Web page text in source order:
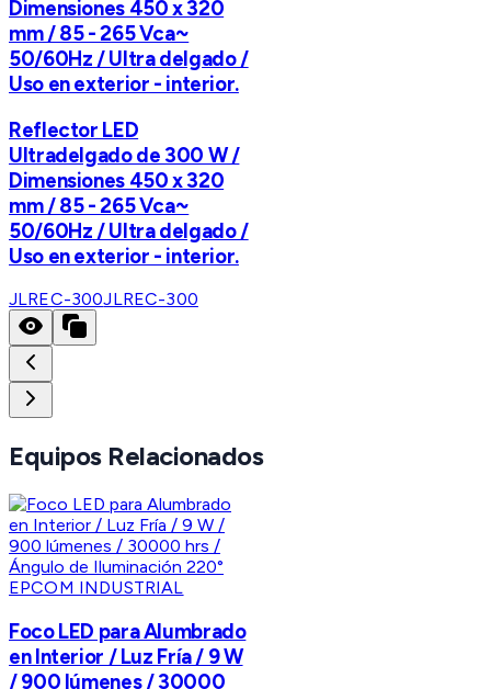
Dimensiones 450 x 320
mm / 85 - 265 Vca~
50/60Hz / Ultra delgado /
Uso en exterior - interior.
Reflector LED
Ultradelgado de 300 W /
Dimensiones 450 x 320
mm / 85 - 265 Vca~
50/60Hz / Ultra delgado /
Uso en exterior - interior.
JLREC-300JLREC-300
Equipos Relacionados
EPCOM INDUSTRIAL
Foco LED para Alumbrado
en Interior / Luz Fría / 9 W
/ 900 lúmenes / 30000